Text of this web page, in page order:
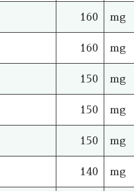
160 mg
160 mg
150 mg
150 mg
150 mg
140 mg